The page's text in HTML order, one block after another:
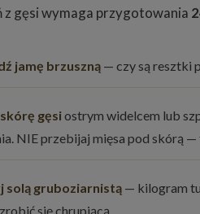
z gęsi wymaga przygotowania
jamę brzuszną — czy są resztki
gęsiostrym widelcem lub
NIE przebijaj mięsa pod skórą
solą gruboziarnistą — kilogram
się chrupiącą.